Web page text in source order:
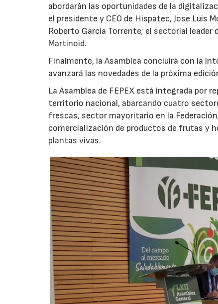
abordarán las oportunidades de la
el presidente y CEO de Hispatec, Jose Luis
Roberto García Torrente; el sectorial leader
Martinoid.
Finalmente, la Asamblea concluirá con la
avanzará las novedades de la próxima
La Asamblea de FEPEX está integrada por
territorio nacional, abarcando cuatro
frescas, sector mayoritario en la
comercialización de productos de frutas y
plantas vivas.